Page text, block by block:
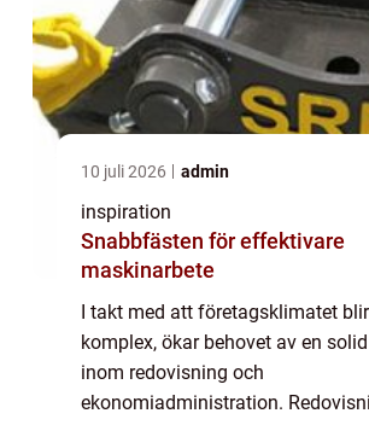
10 juli 2026 admin
inspiration
Snabbfästen för effektivare
maskinarbete
I takt med att företagsklimatet
komplex, ökar behovet av en
inom redovisning och
ekonomiadministration.